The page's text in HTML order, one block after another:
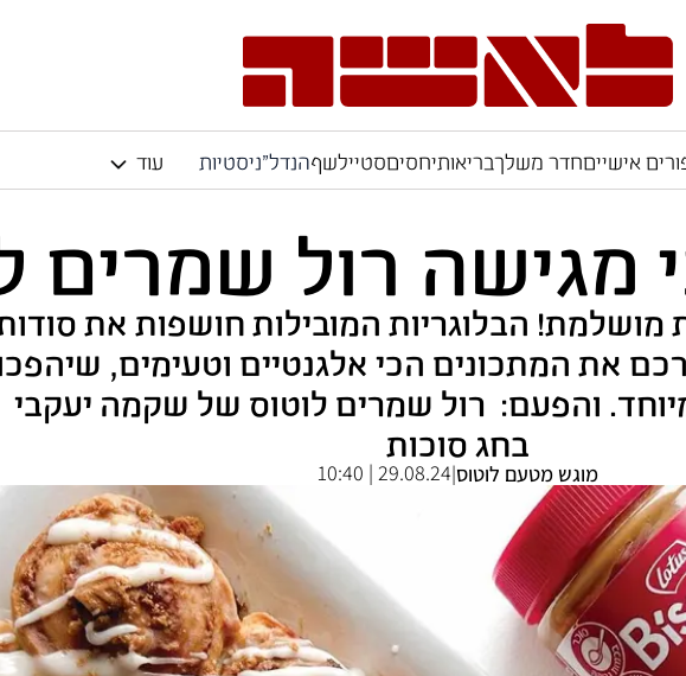
אישייםחדר משלךבריאותיחסיםסטיילשףהנדל"ניסטיות עוד
מגישה רול שמרים
מושלמת! הבלוגריות המובילות חושפות את
את המתכונים הכי אלגנטיים וטעימים,
והפעם: רול שמרים לוטוס של שקמה
בחג סוכות
מוגש מטעם לוטוס|
29.08.24 | 10:40